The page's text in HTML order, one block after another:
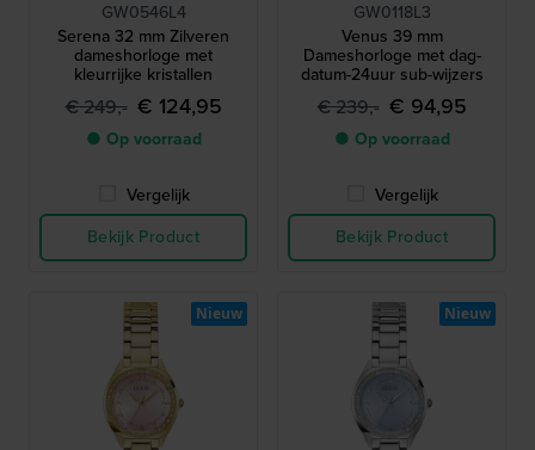
GW0546L4
Serena 32 mm Zilveren
dameshorloge met
kleurrijke kristallen
€ 249,- € 124,95
● Op voorraad
Vergelijk
Bekijk Product
GW0118L3
Venus 39 mm
Dameshorloge met dag-
datum-24uur sub-wijzers
€ 239,- € 94,95
● Op voorraad
Vergelijk
Bekijk Product
Nieuw Nieuw